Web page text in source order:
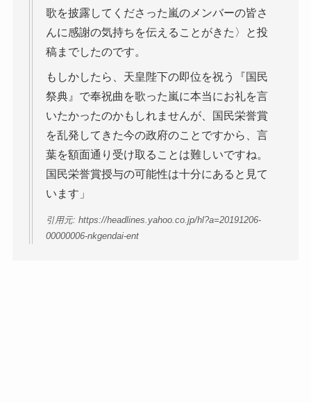
歌を披露してくださった嵐のメンバーの皆さ
んに感謝の気持ちを伝えることがきた〉と投
稿までしたのです。
もしかしたら、天皇陛下の即位を祝う『国民
祭典』で奉祝曲を歌った嵐に本当にお礼を言
いたかったのかもしれませんが、国民栄誉賞
を乱発してきた今の政府のことですから、言
葉を額面通り受け取ることは難しいですね。
国民栄誉賞授与の可能性は十分にあると見て
います」
引用元: https://headlines.yahoo.co.jp/hl?a=20191206-
00000006-nkgendai-ent